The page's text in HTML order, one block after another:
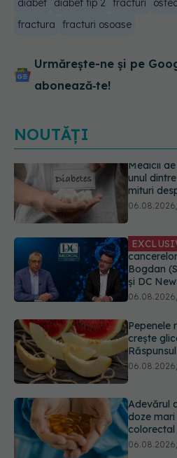
diabet diabet tip 2 fracturi
fractura
fracturi osoase
Urmărește-ne și pe
abonează‑te!
NOUTĂȚI
Bogdan
06.08.2026,
Pepenele
crește
Adevărul
doze mari
colorectal
Gabriela
respect și
fiecăruia